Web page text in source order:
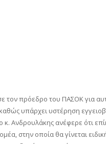
τον πρόεδρο του ΠΑΣΟΚ για
υπάρχει υστέρηση
Ανδρουλάκης ανέφερε ότι
στην οποία θα γίνεται